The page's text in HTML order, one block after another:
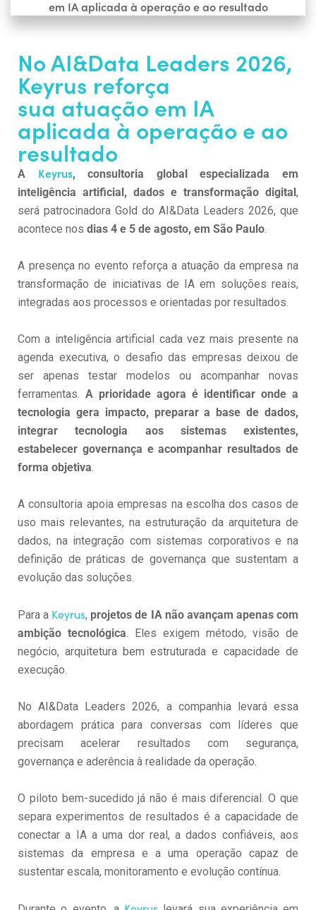
No AI&Data Leaders 2026,
Keyrus reforça
sua atuação em IA
aplicada à operação e ao
resultado
A Keyrus, consultoria global especializada em
inteligência artificial, dados e transformação digital,
será patrocinadora Gold do AI&Data Leaders 2026, que
acontece nos dias 4 e 5 de agosto, em São Paulo.
A presença no evento reforça a atuação da empresa na
transformação de iniciativas de IA em soluções reais,
integradas aos processos e orientadas por resultados.
Com a inteligência artificial cada vez mais presente na
agenda executiva, o desafio das empresas deixou de
ser apenas testar modelos ou acompanhar novas
ferramentas. A prioridade agora é identificar onde a
tecnologia gera impacto, preparar a base de dados,
integrar tecnologia aos sistemas existentes,
estabelecer governança e acompanhar resultados de
forma objetiva.
A consultoria apoia empresas na escolha dos casos de
uso mais relevantes, na estruturação da arquitetura de
dados, na integração com sistemas corporativos e na
definição de práticas de governança que sustentam a
evolução das soluções.
Para a Keyrus, projetos de IA não avançam apenas com
ambição tecnológica. Eles exigem método, visão de
negócio, arquitetura bem estruturada e capacidade de
execução.
No AI&Data Leaders 2026, a companhia levará essa
abordagem prática para conversas com líderes que
precisam acelerar resultados com segurança,
governança e aderência à realidade da operação.
O piloto bem-sucedido já não é mais diferencial. O que
separa experimentos de resultados é a capacidade de
conectar a IA a uma dor real, a dados confiáveis, aos
sistemas da empresa e a uma operação capaz de
sustentar escala, monitoramento e evolução contínua.